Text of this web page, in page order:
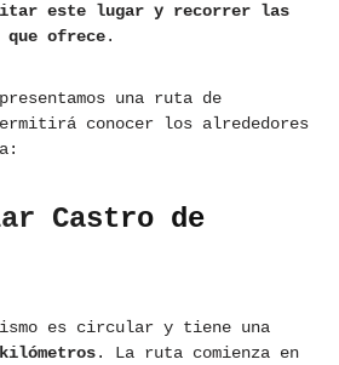
este lugar y recorrer las
que ofrece.
una ruta de
conocer los alrededores
Castro de
es circular y tiene una
. La ruta comienza en